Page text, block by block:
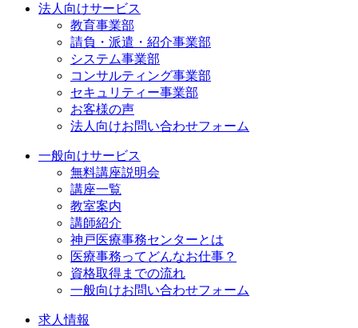
法人向けサービス
教育事業部
請負・派遣・紹介事業部
システム事業部
コンサルティング事業部
セキュリティー事業部
お客様の声
法人向けお問い合わせフォーム
一般向けサービス
無料講座説明会
講座一覧
教室案内
講師紹介
神戸医療事務センターとは
医療事務ってどんなお仕事？
資格取得までの流れ
一般向けお問い合わせフォーム
求人情報